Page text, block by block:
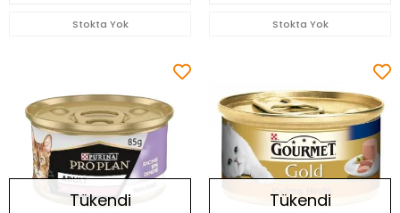
Stokta Yok Stokta Yok
Tükendi Tükendi